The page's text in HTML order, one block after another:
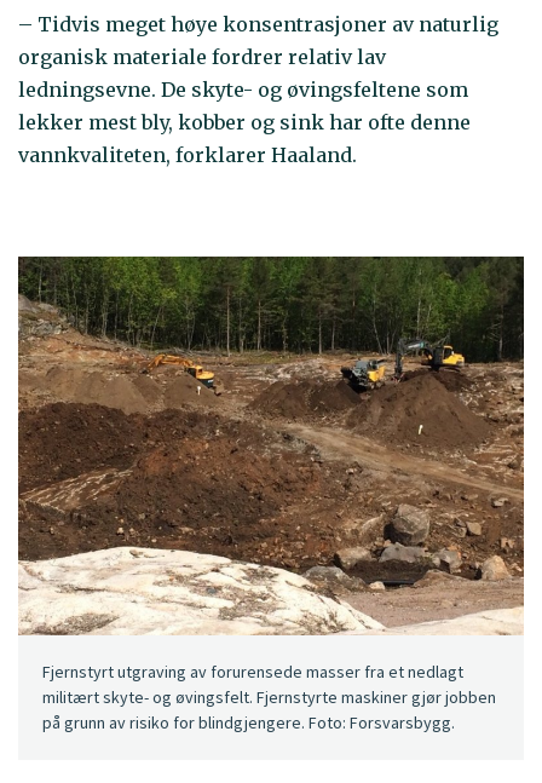
– Tidvis meget høye konsentrasjoner av naturlig
organisk materiale fordrer relativ lav
ledningsevne. De skyte- og øvingsfeltene som
lekker mest bly, kobber og sink har ofte denne
vannkvaliteten, forklarer Haaland.
Fjernstyrt utgraving av forurensede masser fra et nedlagt
militært skyte- og øvingsfelt. Fjernstyrte maskiner gjør jobben
på grunn av risiko for blindgjengere. Foto: Forsvarsbygg.